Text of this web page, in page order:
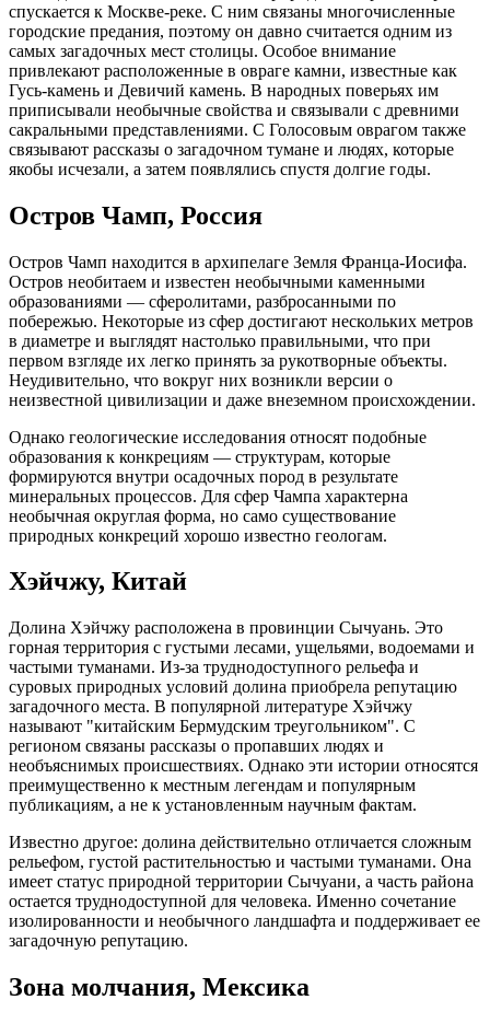
спускается к Москве-реке. С ним связаны многочисленные
городские предания, поэтому он давно считается одним из
самых загадочных мест столицы. Особое внимание
привлекают расположенные в овраге камни, известные как
Гусь-камень и Девичий камень. В народных поверьях им
приписывали необычные свойства и связывали с древними
сакральными представлениями. С Голосовым оврагом также
связывают рассказы о загадочном тумане и людях, которые
якобы исчезали, а затем появлялись спустя долгие годы.
Остров Чамп, Россия
Остров Чамп находится в архипелаге Земля Франца-Иосифа.
Остров необитаем и известен необычными каменными
образованиями — сферолитами, разбросанными по
побережью. Некоторые из сфер достигают нескольких метров
в диаметре и выглядят настолько правильными, что при
первом взгляде их легко принять за рукотворные объекты.
Неудивительно, что вокруг них возникли версии о
неизвестной цивилизации и даже внеземном происхождении.
Однако геологические исследования относят подобные
образования к конкрециям — структурам, которые
формируются внутри осадочных пород в результате
минеральных процессов. Для сфер Чампа характерна
необычная округлая форма, но само существование
природных конкреций хорошо известно геологам.
Хэйчжу, Китай
Долина Хэйчжу расположена в провинции Сычуань. Это
горная территория с густыми лесами, ущельями, водоемами и
частыми туманами. Из-за труднодоступного рельефа и
суровых природных условий долина приобрела репутацию
загадочного места. В популярной литературе Хэйчжу
называют "китайским Бермудским треугольником". С
регионом связаны рассказы о пропавших людях и
необъяснимых происшествиях. Однако эти истории относятся
преимущественно к местным легендам и популярным
публикациям, а не к установленным научным фактам.
Известно другое: долина действительно отличается сложным
рельефом, густой растительностью и частыми туманами. Она
имеет статус природной территории Сычуани, а часть района
остается труднодоступной для человека. Именно сочетание
изолированности и необычного ландшафта и поддерживает ее
загадочную репутацию.
Зона молчания, Мексика